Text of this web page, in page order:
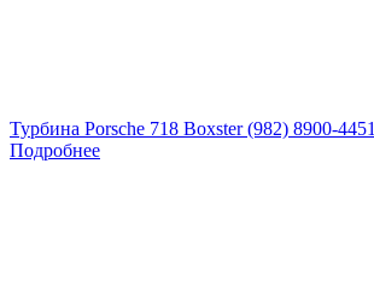
Турбина Porsche 718 Boxster (982) 8900-4451
Подробнее